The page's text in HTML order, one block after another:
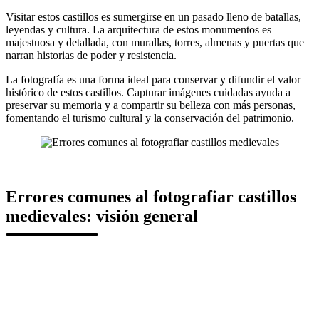
Visitar estos castillos es sumergirse en un pasado lleno de batallas,
leyendas y cultura. La arquitectura de estos monumentos es
majestuosa y detallada, con murallas, torres, almenas y puertas que
narran historias de poder y resistencia.
La fotografía es una forma ideal para conservar y difundir el valor
histórico de estos castillos. Capturar imágenes cuidadas ayuda a
preservar su memoria y a compartir su belleza con más personas,
fomentando el turismo cultural y la conservación del patrimonio.
Errores comunes al fotografiar castillos
medievales: visión general